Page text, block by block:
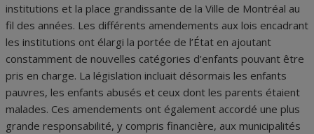
institutions et la place grandissante de la Ville de Montréal au
fil des années. Les différents amendements aux lois encadrant
les institutions ont élargi la portée de l’État en ajoutant
constamment de nouvelles catégories d’enfants pouvant être
pris en charge. La législation incluait désormais les enfants
pauvres, les enfants abusés et ceux dont les parents étaient
malades. Ces amendements ont également accordé une plus
grande responsabilité, y compris financière, aux municipalités